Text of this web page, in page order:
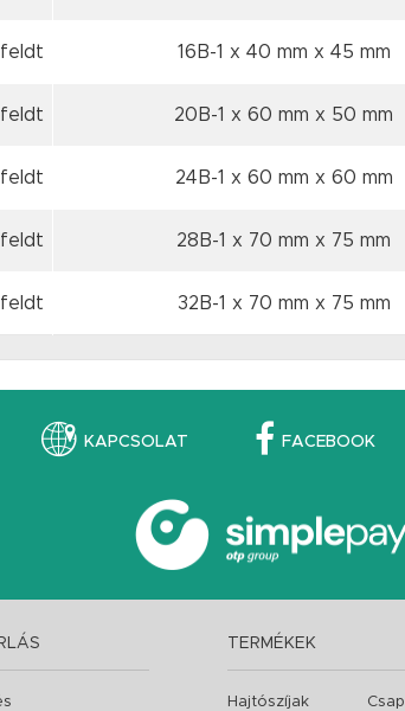
16B-1 x 40 mm x 45 mm
20B-1 x 60 mm x 50 mm
24B-1 x 60 mm x 60 mm
28B-1 x 70 mm x 75 mm
32B-1 x 70 mm x 75 mm
KAPCSOLAT FACEBOOK
TERMÉKEK
Hajtószíjak